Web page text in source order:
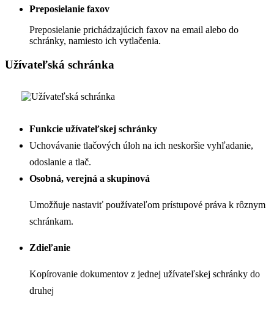
Preposielanie faxov
Preposielanie prichádzajúcich faxov na email alebo do
schránky, namiesto ich vytlačenia.
Užívateľská schránka
Funkcie užívateľskej schránky
Uchovávanie tlačových úloh na ich neskoršie vyhľadanie,
odoslanie a tlač.
Osobná, verejná a skupinová
Umožňuje nastaviť používateľom prístupové práva k rôznym
schránkam.
Zdieľanie
Kopírovanie dokumentov z jednej užívateľskej schránky do
druhej